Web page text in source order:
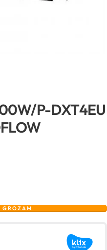
P-DXT4EU